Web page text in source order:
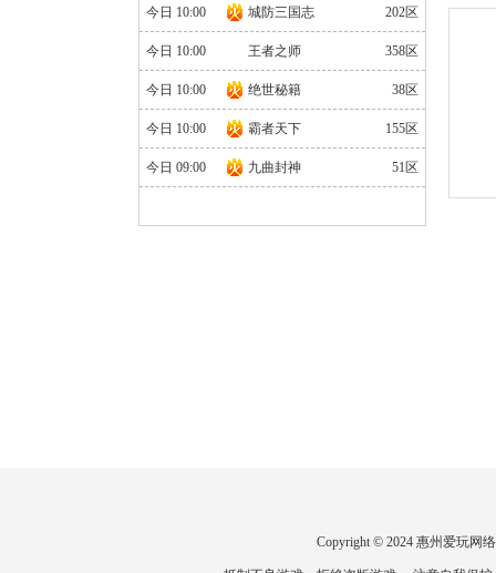
今日 10:00 城防三国志 202区
今日 10:00 王者之师 358区
今日 10:00 绝世秘籍 38区
今日 10:00 霸者天下 155区
今日 09:00 九曲封神 51区
Copyright © 2024 惠州爱玩网